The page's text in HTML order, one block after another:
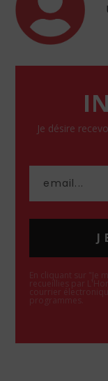
Je désire
En cliquant sur "Je
recueillies par
courrier
programmes.